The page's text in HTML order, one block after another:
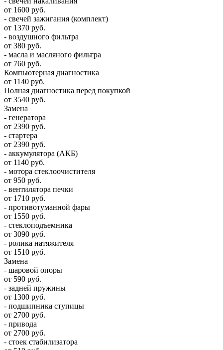
от 1600 руб.
- свечей зажигания (комплект)
от 1370 руб.
- воздушного фильтра
от 380 руб.
- масла и масляного фильтра
от 760 руб.
Компьютерная диагностика
от 1140 руб.
Полная диагностика перед покупкой
от 3540 руб.
Замена
- генератора
от 2390 руб.
- стартера
от 2390 руб.
- аккумулятора (АКБ)
от 1140 руб.
- мотора стеклоочистителя
от 950 руб.
- вентилятора печки
от 1710 руб.
- противотуманной фары
от 1550 руб.
- стеклоподъемника
от 3090 руб.
- ролика натяжителя
от 1510 руб.
Замена
- шаровой опоры
от 590 руб.
- задней пружины
от 1300 руб.
- подшипника ступицы
от 2700 руб.
- привода
от 2700 руб.
- стоек стабилизатора